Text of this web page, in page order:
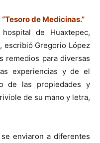
“Tesoro de Medicinas.”
de Huaxtepec,
escribió Gregorio López
remedios para diversas
experiencias y de el
de las propiedades y
de su mano y letra,
enviaron a diferentes